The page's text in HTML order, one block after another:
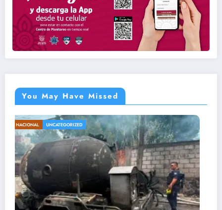
You May Have Missed
ENTRETENIMIENTO UNCATEGORIZED